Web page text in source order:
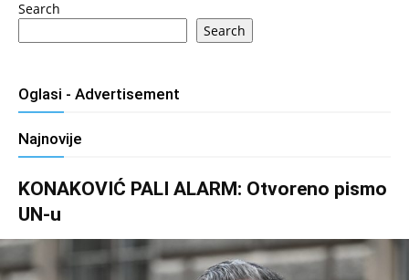
Search
Search
Oglasi - Advertisement
Najnovije
KONAKOVIĆ PALI ALARM: Otvoreno pismo
UN-u